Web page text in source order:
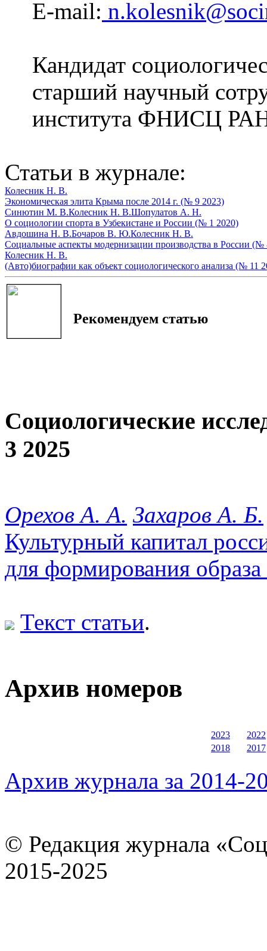
E-mail:
Кандидат
старший научный
института ФНИСЦ
Статьи в журнале:
Колесник Н. В.
Экономическая элита Крыма после 2014 г. (№ 9 2023)
Синютин М. В.Колесник Н. В.Шопулатов А. Н.
О социологии спорта в Узбекистане и России (№ 1 2020)
Авдошина Н. В.Бочаров В. Ю.Колесник Н. В.
Социальные аспекты модернизации производства в России (№
Колесник Н. В.
(Авто)биографии как объект социологического анализа (№ 11
Рекомендуем статью
Социологические
3 2025
Орехов А. А. Захаров А. Б.
Культурный капитал
для формирования
Текст статьи.
Архив номеров
2023
2022
2018
2017
Архив журнала за 2014-
© Редакция журнала
2015-2025